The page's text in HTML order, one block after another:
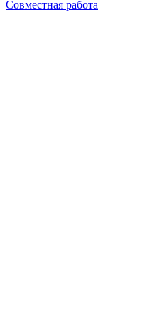
Совместная работа